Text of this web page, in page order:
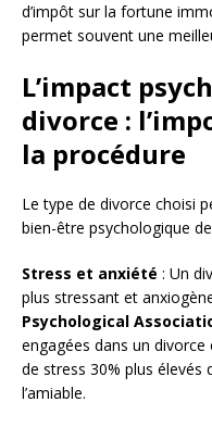
d’impôt sur la fortune
permet souvent une
L’impact
divorce :
la procédure
Le type de divorce choisi
bien-être psychologique
Stress et anxiété : Un
plus stressant et
Psychological
engagées dans un
de stress 30% plus élevés
l’amiable.